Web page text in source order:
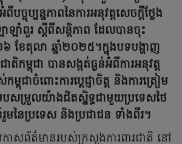
បច្ចុប្បន្នភាពនៃការអនុវត្តសេចក្តីថ្លែង
ឡាំពួរ ស្តីពីសន្តិភាព ដែលបានចុះ
៦ ខែតុលា ឆ្នាំ២០២៥។ក្នុងបទបង្ហាញ
តិកម្ពុជា បានសង្កត់ធ្ងន់អំពីការអនុវត្ត
ពុជាចំពោះការប្តេជ្ញាចិត្ត និងការត្រៀម
របសម្រួលយ៉ាងជិតស្និទ្ធជាមួយប្រទេសថៃ
នៃប្រទេស និងប្រជាជន ទាំងពីរ។
ាសព័ត៌មានរបស់ក្រសួងការពារជាតិ នៅ